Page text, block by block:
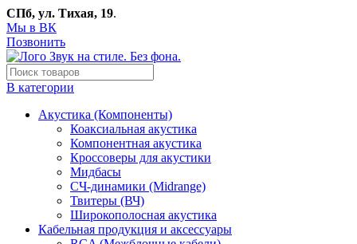
СПб, ул. Тихая, 19.
Мы в ВК
Позвонить
В категории
Акустика (Компоненты)
Коаксиальная акустика
Компонентная акустика
Кроссоверы для акустики
Мидбасы
СЧ-динамики (Midrange)
Твитеры (ВЧ)
Широкополосная акустика
Кабельная продукция и аксессуары